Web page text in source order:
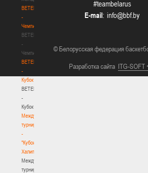
BETERA
-
Чемпионат
BETERA
-
Чемпионат
BETERA
-
Кубок
BETERA
-
Кубок
Международный
турнир
-
"Кубок
Халипского"
Международный
турнир
#teambelarus
E-mail:
© Белорусская федерация
Разработка сайта ITG-SOFT